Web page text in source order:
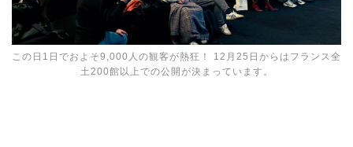
この日1日でおよそ9,000人の観客が熱狂！ 12月25日からはフランス全
土200館以上での公開が決まっています。